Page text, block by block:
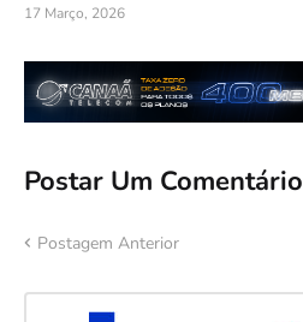
17 Março, 2026
Postar Um Comentário
Postagem Anterior